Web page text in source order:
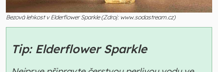
Bezová lehkost v Elderflower Sparkle (Zdroj: www.sodastream.cz)
Tip: Elderflower Sparkle